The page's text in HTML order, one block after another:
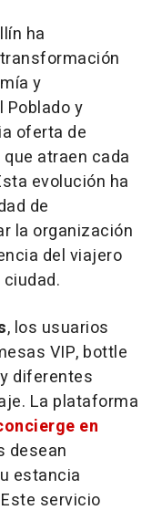
ha
y
Poblado y
oferta de
atraen cada
evolución ha
de
la organización
del viajero
, los usuarios
VIP, bottle
diferentes
La plataforma
en
desean
estancia
servicio